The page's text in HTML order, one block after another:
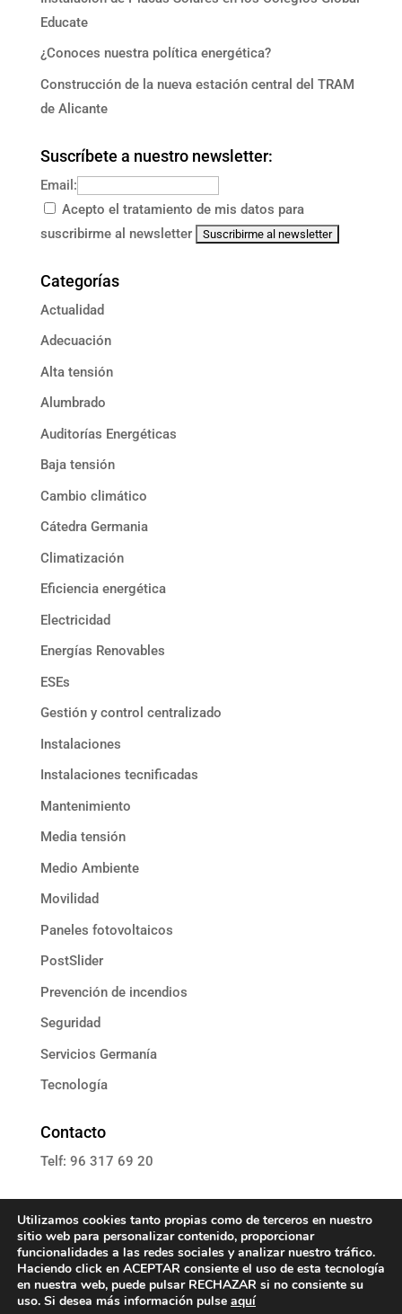
Educate
¿Conoces nuestra política energética?
Construcción de la nueva estación central del TRAM
de Alicante
Suscríbete a nuestro newsletter:
Email:
Acepto el tratamiento de mis datos para
suscribirme al newsletter
Categorías
Actualidad
Adecuación
Alta tensión
Alumbrado
Auditorías Energéticas
Baja tensión
Cambio climático
Cátedra Germania
Climatización
Eficiencia energética
Electricidad
Energías Renovables
ESEs
Gestión y control centralizado
Instalaciones
Instalaciones tecnificadas
Mantenimiento
Media tensión
Medio Ambiente
Movilidad
Paneles fotovoltaicos
PostSlider
Prevención de incendios
Seguridad
Servicios Germanía
Tecnología
Contacto
Telf: 96 317 69 20
E: informacion@grupoassista.com
Política de cookies
Utilizamos cookies tanto propias como de terceros en nuestro
sitio web para personalizar contenido, proporcionar
funcionalidades a las redes sociales y analizar nuestro tráfico.
Haciendo click en ACEPTAR consiente el uso de esta tecnología
en nuestra web, puede pulsar RECHAZAR si no consiente su
uso. Si desea más información pulse aquí